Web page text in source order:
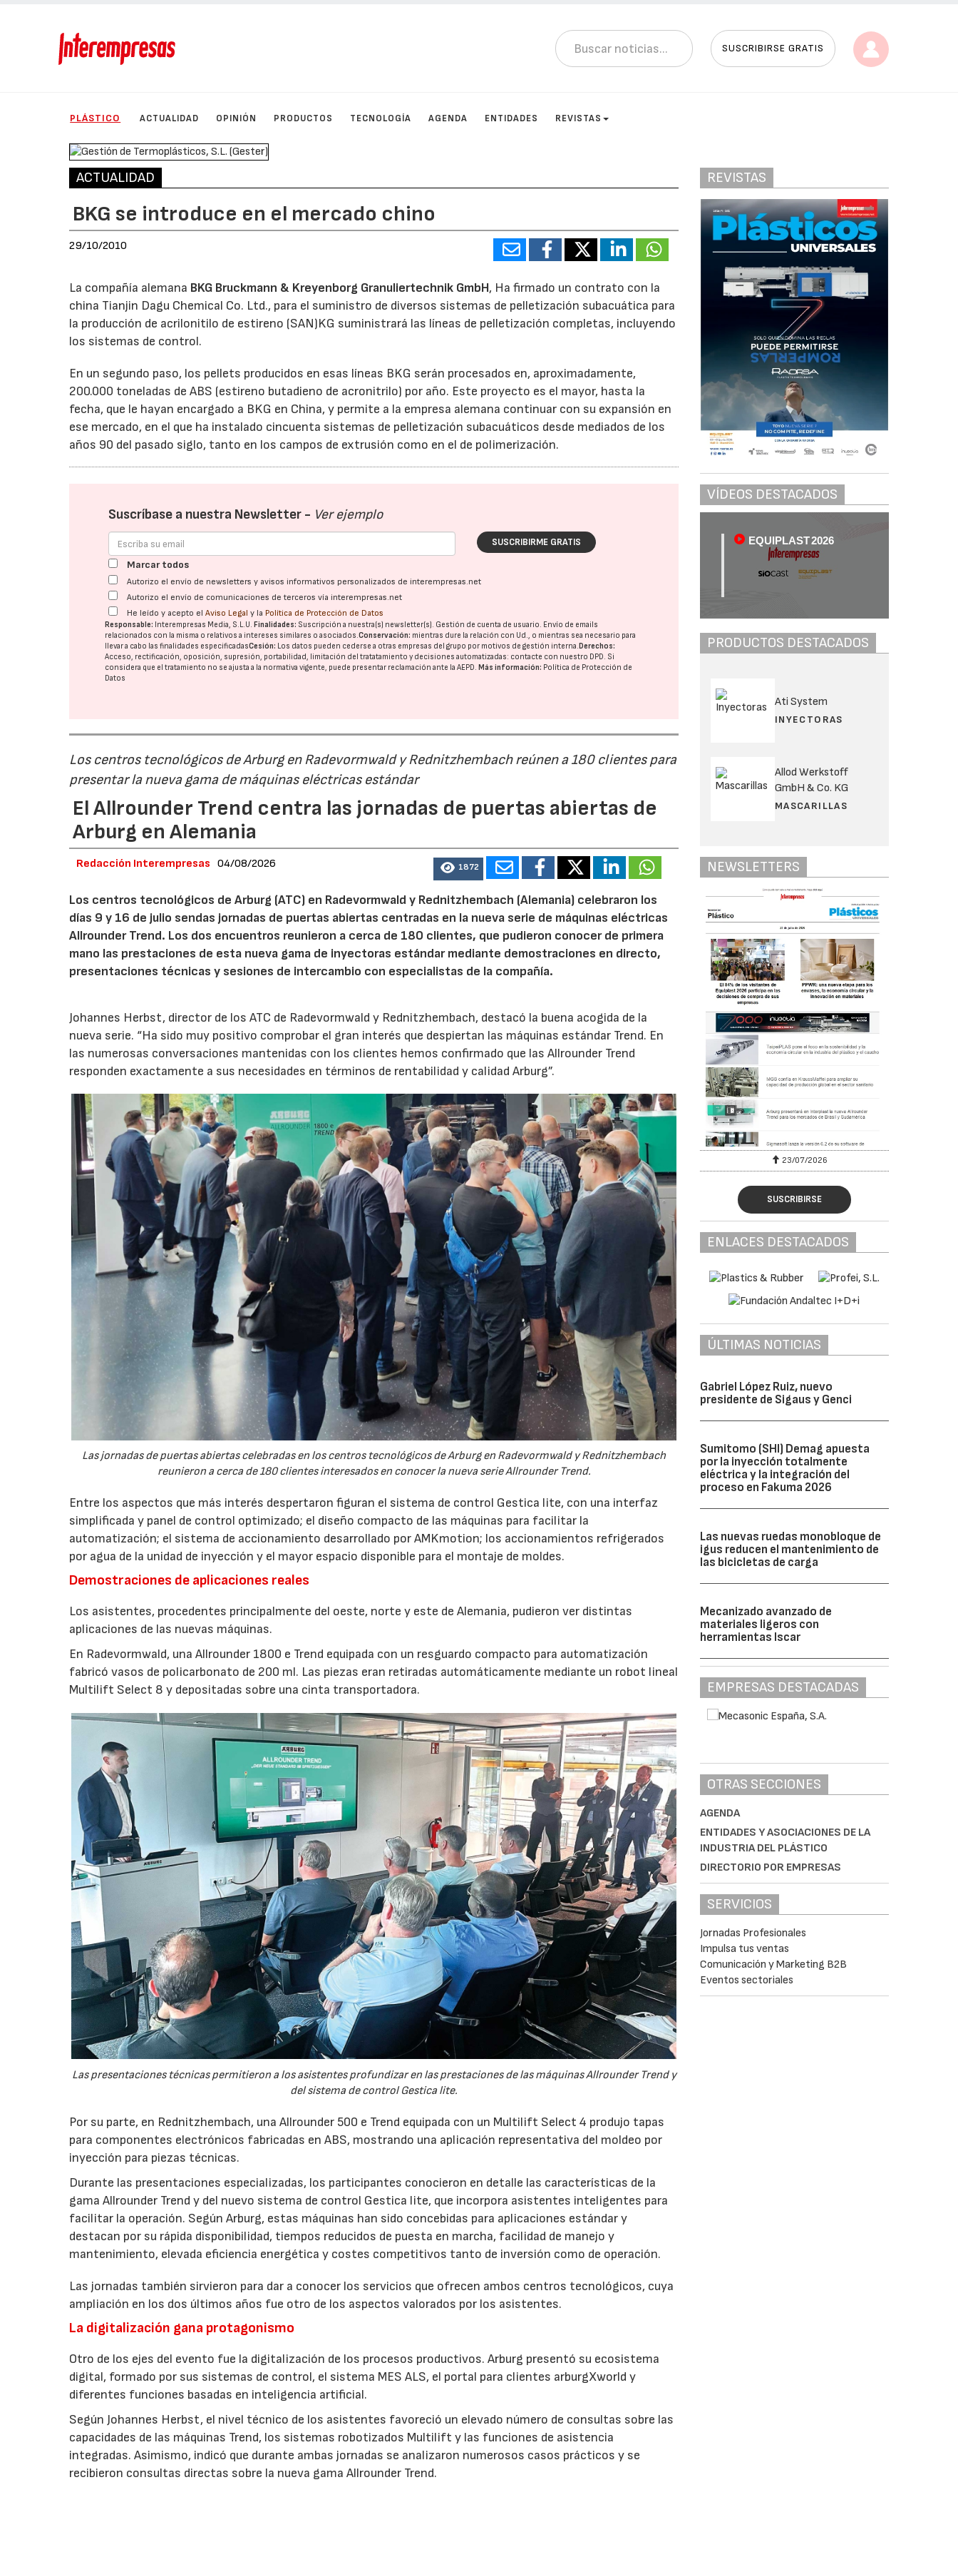
SUSCRIBIRSE GRATIS
PLÁSTICO ACTUALIDAD OPINIÓN PRODUCTOS TECNOLOGÍA AGENDA ENTIDADES REVISTAS
ACTUALIDAD
BKG se introduce en el mercado chino
29/10/2010
La compañía alemana BKG Bruckmann & Kreyenborg Granuliertechnik GmbH, Ha firmado un contrato con la
china Tianjin Dagu Chemical Co. Ltd., para el suministro de diversos sistemas de pelletización subacuática para
la producción de acrilonitilo de estireno (SAN)KG suministrará las líneas de pelletización completas, incluyendo
los sistemas de control.
En un segundo paso, los pellets producidos en esas líneas BKG serán procesados en, aproximadamente,
200.000 toneladas de ABS (estireno butadieno de acronitrilo) por año. Este proyecto es el mayor, hasta la
fecha, que le hayan encargado a BKG en China, y permite a la empresa alemana continuar con su expansión en
ese mercado, en el que ha instalado cincuenta sistemas de pelletización subacuáticos desde mediados de los
años 90 del pasado siglo, tanto en los campos de extrusión como en el de polimerización.
Suscríbase a nuestra Newsletter - Ver ejemplo
SUSCRIBIRME GRATIS
Marcar todos
Autorizo el envío de newsletters y avisos informativos personalizados de interempresas.net
Autorizo el envío de comunicaciones de terceros vía interempresas.net
He leído y acepto elAviso Legal y la Política de Protección de Datos
Responsable: Interempresas Media, S.L.U. Finalidades: Suscripción a nuestra(s) newsletter(s). Gestión de cuenta de usuario. Envío de emails
relacionados con la misma o relativos a intereses similares o asociados.Conservación: mientras dure la relación con Ud., o mientras sea necesario para
llevar a cabo las finalidades especificadasCesión: Los datos pueden cederse a otras empresas del grupo por motivos de gestión interna. Derechos:
Acceso, rectificación, oposición, supresión, portabilidad, limitación del tratatamiento y decisiones automatizadas: contacte con nuestro DPD. Si
considera que el tratamiento no se ajusta a la normativa vigente, puede presentar reclamación ante laAEPD. Más información: Política de Protección de
Datos
Los centros tecnológicos de Arburg en Radevormwald y Rednitzhembach reúnen a 180 clientes para
presentar la nueva gama de máquinas eléctricas estándar
El Allrounder Trend centra las jornadas de puertas abiertas de
Arburg en Alemania
Redacción Interempresas 04/08/2026 1872
Los centros tecnológicos de Arburg (ATC) en Radevormwald y Rednitzhembach (Alemania) celebraron los
días 9 y 16 de julio sendas jornadas de puertas abiertas centradas en la nueva serie de máquinas eléctricas
Allrounder Trend. Los dos encuentros reunieron a cerca de 180 clientes, que pudieron conocer de primera
mano las prestaciones de esta nueva gama de inyectoras estándar mediante demostraciones en directo,
presentaciones técnicas y sesiones de intercambio con especialistas de la compañía.
Johannes Herbst, director de los ATC de Radevormwald y Rednitzhembach, destacó la buena acogida de la
nueva serie. “Ha sido muy positivo comprobar el gran interés que despiertan las máquinas estándar Trend. En
las numerosas conversaciones mantenidas con los clientes hemos confirmado que las Allrounder Trend
responden exactamente a sus necesidades en términos de rentabilidad y calidad Arburg”.
Las jornadas de puertas abiertas celebradas en los centros tecnológicos de Arburg en Radevormwald y Rednitzhembach
reunieron a cerca de 180 clientes interesados en conocer la nueva serie Allrounder Trend.
Entre los aspectos que más interés despertaron figuran el sistema de control Gestica lite, con una interfaz
simplificada y panel de control optimizado; el diseño compacto de las máquinas para facilitar la
automatización; el sistema de accionamiento desarrollado por AMKmotion; los accionamientos refrigerados
por agua de la unidad de inyección y el mayor espacio disponible para el montaje de moldes.
Demostraciones de aplicaciones reales
Los asistentes, procedentes principalmente del oeste, norte y este de Alemania, pudieron ver distintas
aplicaciones de las nuevas máquinas.
En Radevormwald, una Allrounder 1800 e Trend equipada con un resguardo compacto para automatización
fabricó vasos de policarbonato de 200 ml. Las piezas eran retiradas automáticamente mediante un robot lineal
Multilift Select 8 y depositadas sobre una cinta transportadora.
Las presentaciones técnicas permitieron a los asistentes profundizar en las prestaciones de las máquinas Allrounder Trend y
del sistema de control Gestica lite.
Por su parte, en Rednitzhembach, una Allrounder 500 e Trend equipada con un Multilift Select 4 produjo tapas
para componentes electrónicos fabricadas en ABS, mostrando una aplicación representativa del moldeo por
inyección para piezas técnicas.
Durante las presentaciones especializadas, los participantes conocieron en detalle las características de la
gama Allrounder Trend y del nuevo sistema de control Gestica lite, que incorpora asistentes inteligentes para
facilitar la operación. Según Arburg, estas máquinas han sido concebidas para aplicaciones estándar y
destacan por su rápida disponibilidad, tiempos reducidos de puesta en marcha, facilidad de manejo y
mantenimiento, elevada eficiencia energética y costes competitivos tanto de inversión como de operación.
Las jornadas también sirvieron para dar a conocer los servicios que ofrecen ambos centros tecnológicos, cuya
ampliación en los dos últimos años fue otro de los aspectos valorados por los asistentes.
La digitalización gana protagonismo
Otro de los ejes del evento fue la digitalización de los procesos productivos. Arburg presentó su ecosistema
digital, formado por sus sistemas de control, el sistema MES ALS, el portal para clientes arburgXworld y
diferentes funciones basadas en inteligencia artificial.
Según Johannes Herbst, el nivel técnico de los asistentes favoreció un elevado número de consultas sobre las
capacidades de las máquinas Trend, los sistemas robotizados Multilift y las funciones de asistencia
integradas. Asimismo, indicó que durante ambas jornadas se analizaron numerosos casos prácticos y se
recibieron consultas directas sobre la nueva gama Allrounder Trend.
REVISTAS
VÍDEOS DESTACADOS
EQUIPLAST 2026
PRODUCTOS DESTACADOS
Ati System
INYECTORAS
Allod Werkstoff
GmbH & Co. KG
MASCARILLAS
NEWSLETTERS
23/07/2026 30/07/2026 23/07/2026
SUSCRIBIRSE
ENLACES DESTACADOS
ÚLTIMAS NOTICIAS
Gabriel López Ruiz, nuevo
presidente de Sigaus y Genci
Sumitomo (SHI) Demag apuesta
por la inyección totalmente
eléctrica y la integración del
proceso en Fakuma 2026
Las nuevas ruedas monobloque de
igus reducen el mantenimiento de
las bicicletas de carga
Mecanizado avanzado de
materiales ligeros con
herramientas Iscar
EMPRESAS DESTACADAS
OTRAS SECCIONES
AGENDA
ENTIDADES Y ASOCIACIONES DE LA
INDUSTRIA DEL PLÁSTICO
DIRECTORIO POR EMPRESAS
SERVICIOS
Jornadas Profesionales
Impulsa tus ventas
Comunicación y Marketing B2B
Eventos sectoriales